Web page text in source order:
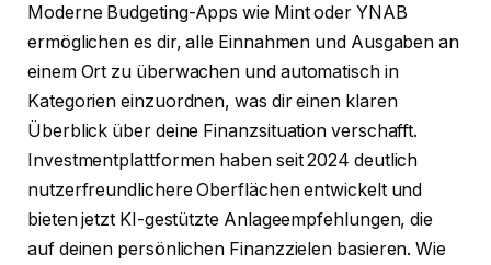
Moderne Budgeting-Apps wie Mint oder YNAB
ermöglichen es dir, alle Einnahmen und Ausgaben an
einem Ort zu überwachen und automatisch in
Kategorien einzuordnen, was dir einen klaren
Überblick über deine Finanzsituation verschafft.
Investmentplattformen haben seit 2024 deutlich
nutzerfreundlichere Oberflächen entwickelt und
bieten jetzt KI-gestützte Anlageempfehlungen, die
auf deinen persönlichen Finanzzielen basieren. Wie